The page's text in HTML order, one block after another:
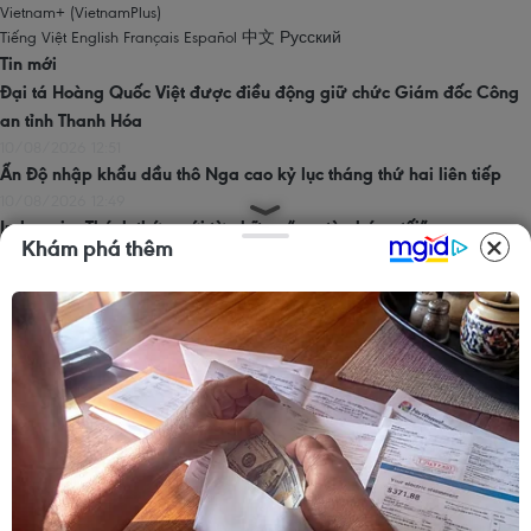
Vietnam+ (VietnamPlus)
Tiếng Việt English Français Español 中文 Русский
Tin mới
Đại tá Hoàng Quốc Việt được điều động giữ chức Giám đốc Công
an tỉnh Thanh Hóa
Ấn Độ nhập khẩu dầu thô Nga cao kỷ lục tháng thứ hai liên tiếp
Indonesia: Thách thức mới từ những “con tàu bóng tối”
10/08/2026 12:49
trị lúa gạo
10/08/2026 12:40
Du khách tấp nập đến núi Bà Đen xem triển lãm gốm tâm linh lớn
chưa từng có
10/08/2026 12:33
Trang chủ
Thăng Long - Hà Nội
Chính trị
Khám phá thêm